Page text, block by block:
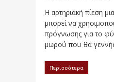
Η αρτηριακή πίεση
μπορεί να
πρόγνωσης για το
μωρού που θα
Περισσότερα